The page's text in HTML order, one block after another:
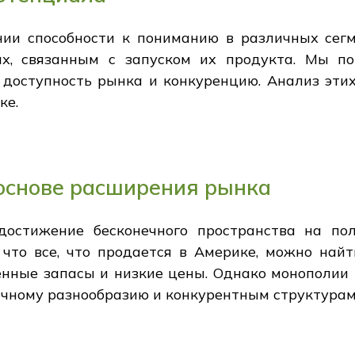
способности к пониманию в различных
связанным с запуском их продукта. Мы
рынка и конкуренцию. Анализ
расширения рынка
бесконечного пространства на
что все, что продается в Америке, можно
запасы и низкие цены. Однако
разнообразию и конкурентным